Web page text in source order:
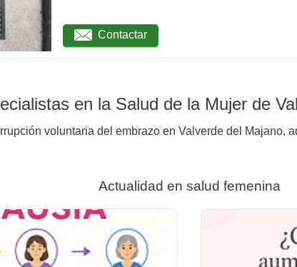
Contactar
en la Salud de la Mujer de
voluntaria del embrazo en Valverde del Majano,
Actualidad en salud femenina